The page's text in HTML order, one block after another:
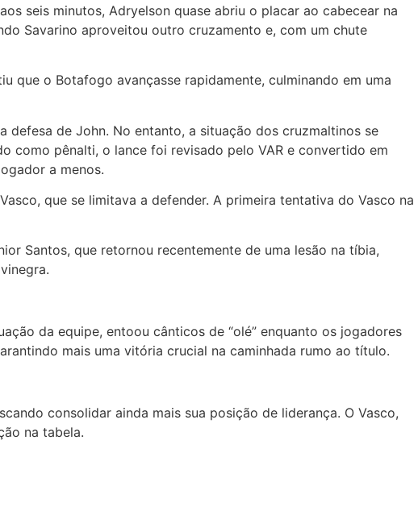
seis minutos, Adryelson quase abriu o placar ao cabecear na
Savarino aproveitou outro cruzamento e, com um chute
que o Botafogo avançasse rapidamente, culminando em uma
defesa de John. No entanto, a situação dos cruzmaltinos se
como pênalti, o lance foi revisado pelo VAR e convertido em
a menos.
que se limitava a defender. A primeira tentativa do Vasco na
Santos, que retornou recentemente de uma lesão na tíbia,
da equipe, entoou cânticos de “olé” enquanto os jogadores
mais uma vitória crucial na caminhada rumo ao título.
consolidar ainda mais sua posição de liderança. O Vasco,
na tabela.